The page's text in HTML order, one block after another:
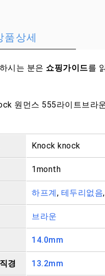
품상세
시는 분은 쇼핑가이드를
원먼스 555라이트브라
Knock knock
1month
하프계, 테두리없음,
브라운
14.0mm
경 13.2mm